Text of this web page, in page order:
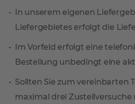
In unserem eigenen
Liefergebietes erfolgt die
Im Vorfeld erfolgt eine
Bestellung unbedingt eine
Sollten Sie zum vereinbarten
maximal drei Zustellversuche